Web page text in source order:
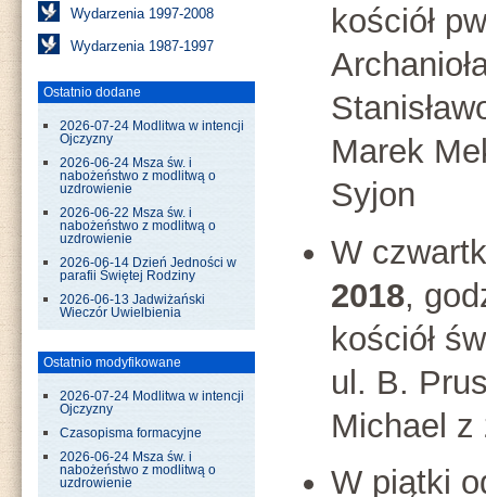
Wydarzenia 1997-2008
Wydarzenia 1987-1997
Ostatnio dodane
2026-07-24 Modlitwa w intencji
Ojczyzny
2026-06-24 Msza św. i
nabożeństwo z modlitwą o
uzdrowienie
2026-06-22 Msza św. i
nabożeństwo z modlitwą o
uzdrowienie
2026-06-14 Dzień Jedności w
parafii Świętej Rodziny
2026-06-13 Jadwiżański
Wieczór Uwielbienia
Ostatnio modyfikowane
2026-07-24 Modlitwa w intencji
Ojczyzny
Czasopisma formacyjne
2026-06-24 Msza św. i
nabożeństwo z modlitwą o
uzdrowienie
kościół
Marek
Syjon
W
2018,
kościół
ul. B.
Michael z
W piątki